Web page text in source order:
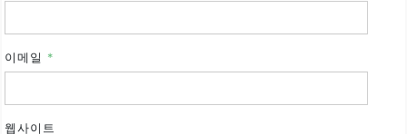
이메일 *
웹사이트